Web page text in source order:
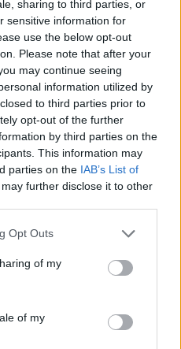
sharing to third parties, or
sensitive information for
use the below opt-out
Please note that after your
may continue seeing
information utilized by
to third parties prior to
opt-out of the further
by third parties on the
This information may
parties on the IAB’s List of
further disclose it to other
Opt Outs
of my
of my
Θανάση Μήνα για το νέο της
"Κομπολόι στο χώμα".